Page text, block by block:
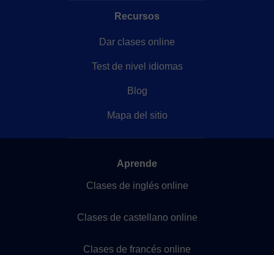
Recursos
Dar clases online
Test de nivel idiomas
Blog
Mapa del sitio
Aprende
Clases de inglés online
Clases de castellano online
Clases de francés online